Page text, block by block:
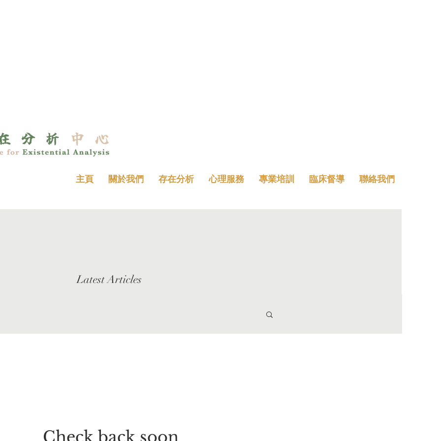
主頁 關於我們 存在分析 心理服務 專業培訓 臨床督導 聯絡我們
Latest Articles
Check back soon